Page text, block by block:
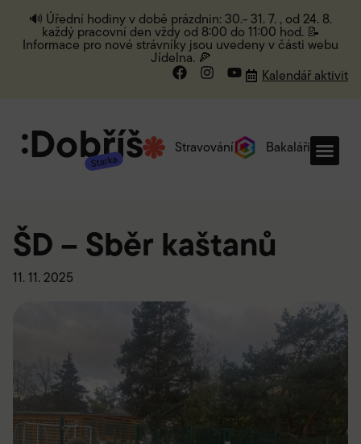
🔊 Úřední hodiny v době prázdnin: 30.- 31. 7. , od 24. 8.
každý pracovní den vždy od 8:00 do 11:00 hod. 📝
Informace pro nové strávníky jsou uvedeny v části webu
Jídelna. 🍕
Kalendář aktivit
Stravování Bakaláři
ŠD – Sběr kaštanů
11. 11. 2025